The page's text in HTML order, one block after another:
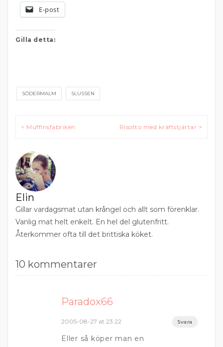
E-post
Gilla detta:
SÖDERMALM SLUSSEN
Inläggsnavigering
< Muffinsfabriken Risotto med kräftstjärtar >
Elin
Gillar vardagsmat utan krångel och allt som förenklar.
Vanlig mat helt enkelt. En hel del glutenfritt.
Återkommer ofta till det brittiska köket.
10 kommentarer
Paradox66
2005-08-27 at 23:22 Svara
Eller så köper man en